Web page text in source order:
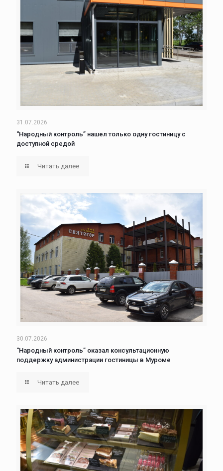
31.07.2026
“Народный контроль” нашел только одну гостиницу с
доступной средой
Читать далее
30.07.2026
“Народный контроль” оказал консультационную
поддержку администрации гостиницы в Муроме
Читать далее